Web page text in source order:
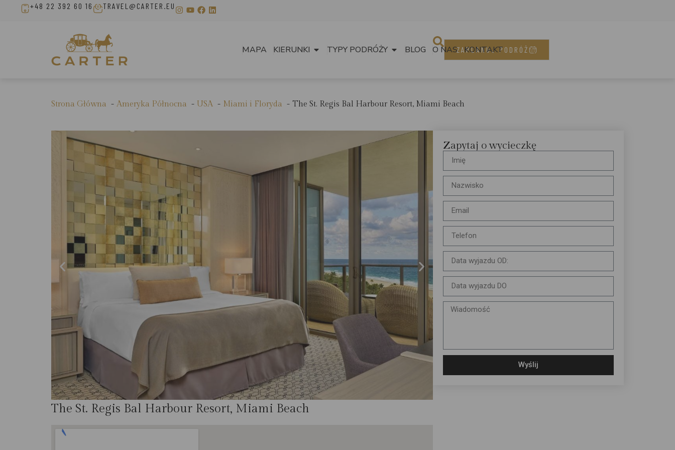
+48 22 392 60 16 TRAVEL@CARTER.EU
MAPA KIERUNKI TYPY PODRÓŻY BLOG O NAS KONTAKT
ZAPLANUJ PODRÓŻ
Strona Główna Ameryka Północna USA Miami i Floryda The St. Regis Bal Harbour Resort, Miami Beach
The St. Regis Bal Harbour Resort, Miami Beach
Zapytaj o wycieczkę
Wyślij